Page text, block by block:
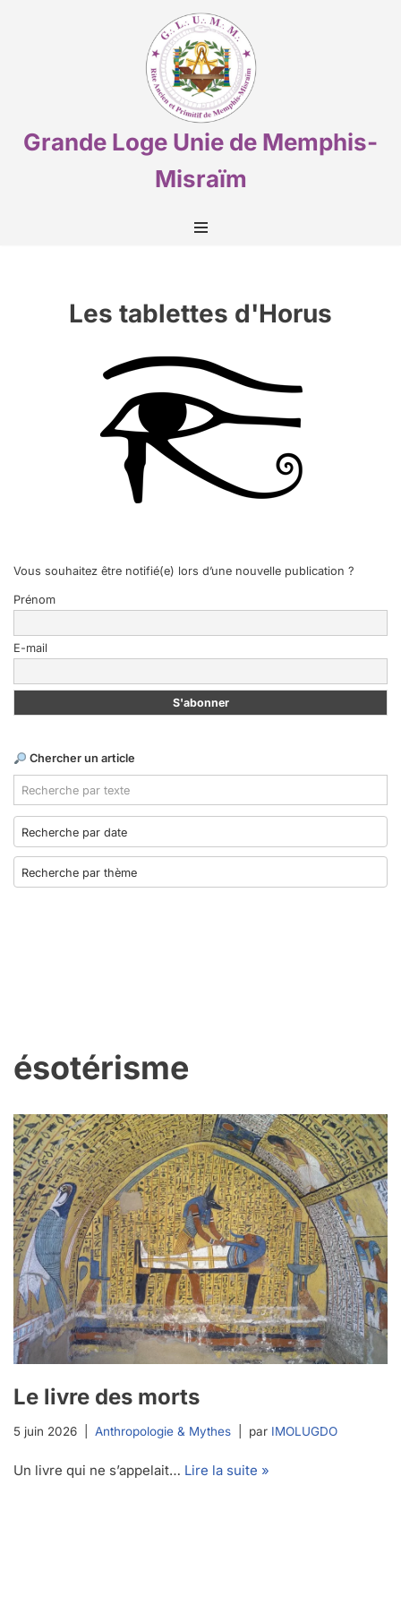
Grande Loge Unie de Memphis-
Misraïm
Les tablettes d'Horus
Vous souhaitez être notifié(e) lors d’une nouvelle publication ?
Prénom
E-mail
Chercher un article
ésotérisme
Le livre des morts
5 juin 2026 Anthropologie & Mythes par IMOLUGDO
Un livre qui ne s’appelait… Lire la suite »